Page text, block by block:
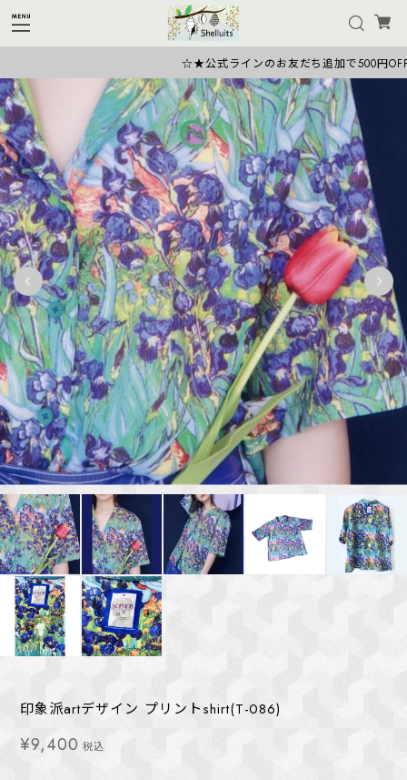
☆★公式ラインのお友だち追加で500円OFF
印象派artデザイン プリントshirt(T-086)
¥9,400 税込